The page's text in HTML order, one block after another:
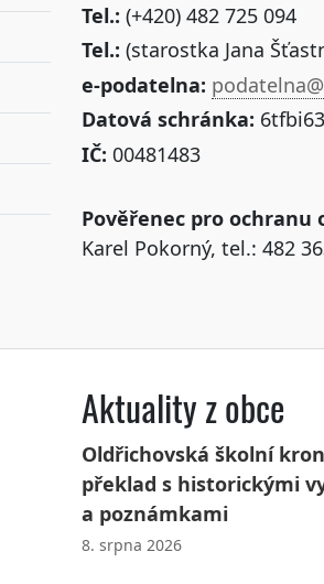
Tel.: (+420) 482 725 094
Tel.: (starostka Jana
e-podatelna:
Datová schránka: 6tfbi63
IČ: 00481483
Pověřenec pro ochranu
Karel Pokorný, tel.: 482
Aktuality z obce
Oldřichovská školní
překlad s historickými
a poznámkami
8. srpna 2026